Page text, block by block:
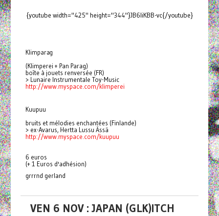
{youtube width="425" height="344"}JB6liKBB-vc{/youtube}
Klimparag
(Klimperei + Pan Parag)
boîte à jouets renversée (FR)
> Lunaire Instrumentale Toy-Music
http://www.myspace.com/klimperei
Kuupuu
bruits et mélodies enchantées (Finlande)
> ex-Avarus, Hertta Lussu Ässä
http://www.myspace.com/kuupuu
6 euros
(+ 1 Euros d'adhésion)
grrrnd gerland
VEN 6 NOV : JAPAN (GLK)ITCH